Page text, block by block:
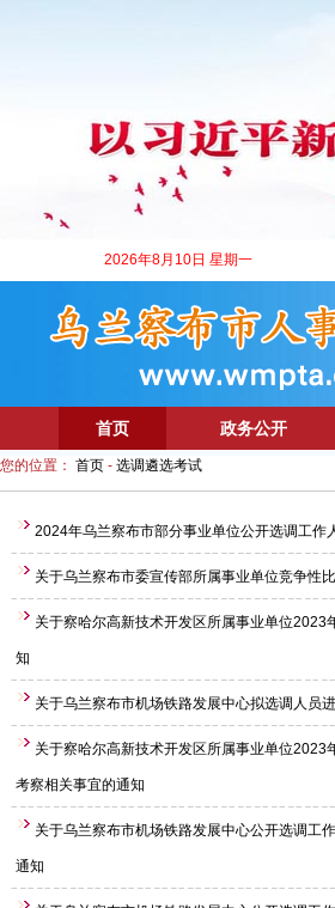
2026年8月10日 星期一
首页 政务公开
您的位置： 首页 - 选调遴选考试
2024年乌兰察布市部分事业单位公开选调工作
关于乌兰察布市委宣传部所属事业单位竞争性
关于察哈尔高新技术开发区所属事业单位
知
关于乌兰察布市机场铁路发展中心拟选调人员
关于察哈尔高新技术开发区所属事业单位
考察相关事宜的通知
关于乌兰察布市机场铁路发展中心公开选调工
通知